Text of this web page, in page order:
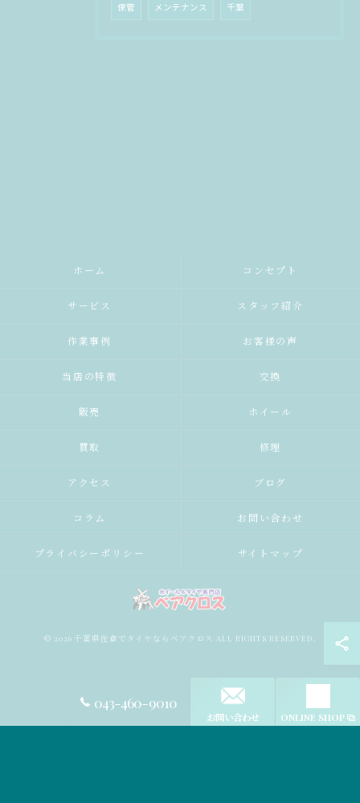
保管 メンテナンス 千葉
043-460-9010
お問い合わせ ONLINE SHOP
ホーム コンセプト
サービス スタッフ紹介
作業事例 お客様の声
当店の特徴 交換
販売 ホイール
買取 修理
アクセス ブログ
コラム お問い合わせ
プライバシーポリシー サイトマップ
© 2026 千葉県佐倉でタイヤならベアクロス ALL RIGHTS RESERVED.